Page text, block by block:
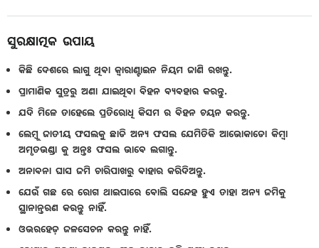
ସୁରକ୍ଷାତ୍ମକ ଉପାୟ
କିଛି ଦେଶରେ ଲାଗୁ ଥିବା କ୍ୱାରାଣ୍ଟାଇନ ନିୟମ ଜାଣି ରଖନ୍ତୁ.
ପ୍ରାମାଣିକ ସୁତ୍ରରୁ ଅଣା ଯାଇଥିବା ବିହନ ବ୍ୟବହାର କରନ୍ତୁ.
ଯଦି ମିଳେ ତାହେଲେ ପ୍ରତିରୋଧି କିସମ ର ବିହନ ଚୟନ କରନ୍ତୁ.
ଲେମ୍ବୁ ଜାତୀୟ ଫସଲକୁ ଛାଡି ଅନ୍ୟ ଫସଲ ଯେମିତିକି ଆଭୋକାଡୋ କିମ୍ବା
ଅମୃତଭଣ୍ଡା କୁ ଅନ୍ତଃ ଫସଲ ଭାବେ ଲଗାନ୍ତୁ.
ଅନାବନା ଘାସ ଜମି ଚାରିପାଖରୁ ବାହାର କରିଦିଅନ୍ତୁ.
ଯେଉଁ ଗଛ ରେ ରୋଗ ଥାଇପାରେ ବୋଲି ସନ୍ଦେହ ହୁଏ ତାହା ଅନ୍ୟ ଜମିକୁ
ସ୍ଥାନାନ୍ତରଣ କରନ୍ତୁ ନାହିଁ.
ଓଭରହେଡ଼ ଜଳସେଚନ କରନ୍ତୁ ନାହିଁ.